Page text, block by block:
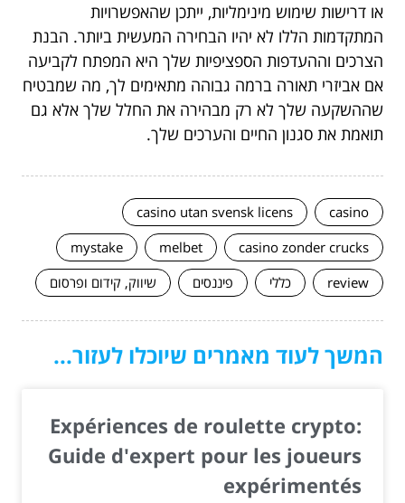
או דרישות שימוש מינימליות, ייתכן שהאפשרויות
המתקדמות הללו לא יהיו הבחירה המעשית ביותר. הבנת
הצרכים וההעדפות הספציפיות שלך היא המפתח לקביעה
אם אביזרי תאורה ברמה גבוהה מתאימים לך, מה שמבטיח
שההשקעה שלך לא רק מבהירה את החלל שלך אלא גם
תואמת את סגנון החיים והערכים שלך.
casino
casino utan svensk licens
casino zonder crucks
melbet
mystake
review
כללי פיננסים שיווק, קידום ופרסום
המשך לעוד מאמרים שיוכלו לעזור...
Expériences de roulette crypto:
Guide d'expert pour les joueurs
expérimentés